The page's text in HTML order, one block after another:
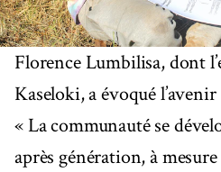
Florence Lumbilisa, dont
Kaseloki, a évoqué l’avenir
« La communauté se
après génération, à